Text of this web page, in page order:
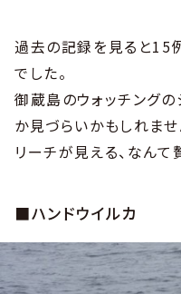
過去の記録を見ると15
でした。
御蔵島のウォッチング
か見づらいかもしれま
リーチが見える、なんて
■ハンドウイルカ